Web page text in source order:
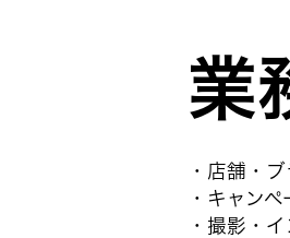
業
・店舗・
・キャン
・撮影・